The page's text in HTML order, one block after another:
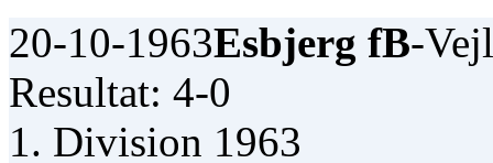
20-10-1963Esbjerg fB-
Resultat: 4-0
1. Division 1963